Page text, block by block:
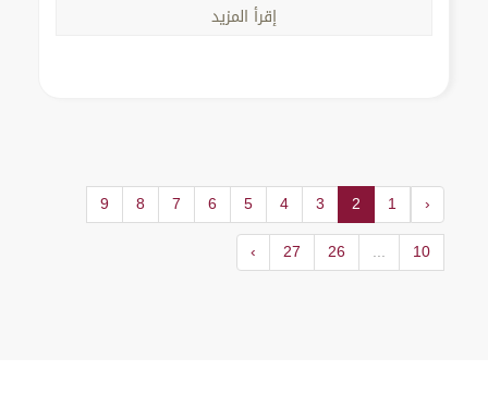
إقرأ المزيد
‹
1
2
3
4
5
6
7
8
9
10
...
26
27
›